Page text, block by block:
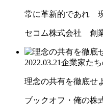
常に革新的であれ
セコム株式会社 創
2022.03.21企業家た
理念の共有を徹底せ
ブックオフ・俺の